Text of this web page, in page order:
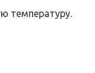
температуру.